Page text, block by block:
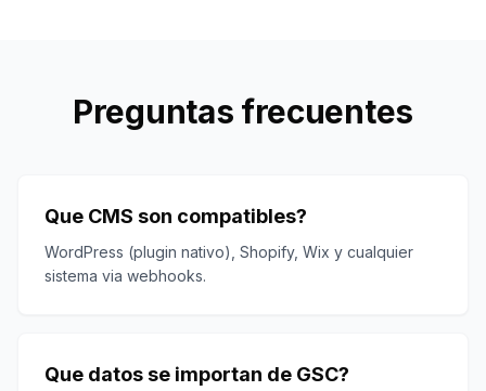
Preguntas frecuentes
Que CMS son compatibles?
WordPress (plugin nativo), Shopify, Wix y cualquier
sistema via webhooks.
Que datos se importan de GSC?